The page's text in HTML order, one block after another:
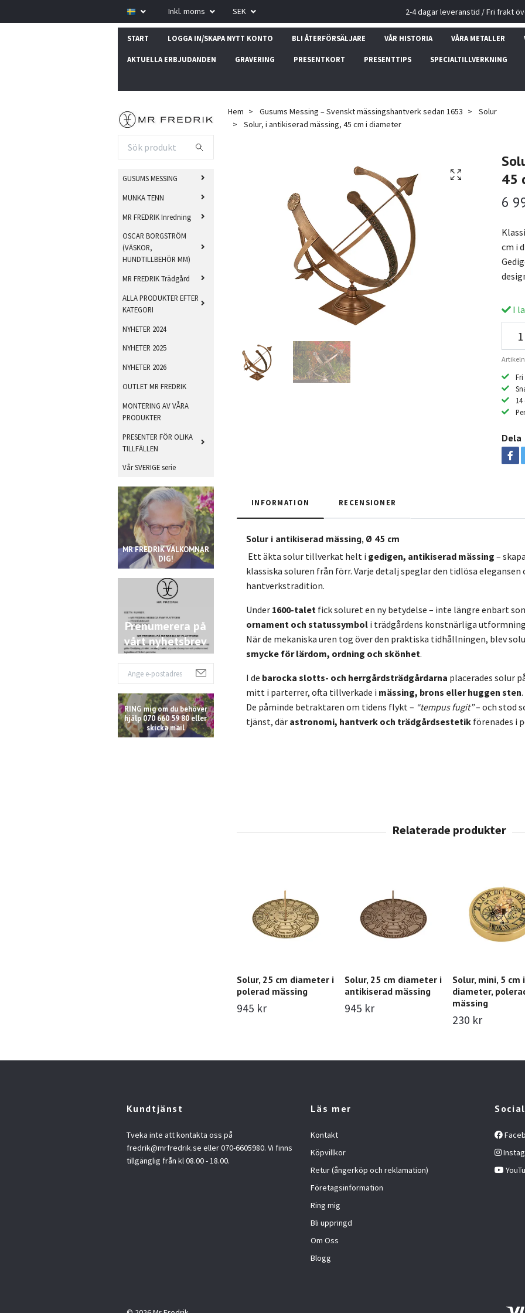
Inkl. moms SEK 2-4 dagar leveranstid / Fri frakt
START LOGGA IN/SKAPA NYTT KONTO BLI ÅTERFÖRSÄLJARE VÅR HISTORIA VÅRA METALLER
AKTUELLA ERBJUDANDEN GRAVERING PRESENTKORT PRESENTTIPS SPECIALTILLVERKNING
GUSUMS MESSING
MUNKA TENN
MR FREDRIK Inredning
OSCAR BORGSTRÖM
(VÄSKOR,
HUNDTILLBEHÖR MM)
MR FREDRIK Trädgård
ALLA PRODUKTER EFTER
KATEGORI
NYHETER 2024
NYHETER 2025
NYHETER 2026
OUTLET MR FREDRIK
MONTERING AV VÅRA
PRODUKTER
PRESENTER FÖR OLIKA
TILLFÄLLEN
Vår SVERIGE serie
MR FREDRIK VÄLKOMNAR
DIG!
Prenumerera på
vårt nyhetsbrev
RING mig om du behöver
hjälp 070 660 59 80 eller
skicka mail
Hem Gusums Messing – Svenskt mässingshantverk sedan 1653
Solur
Solur, i antikiserad mässing, 45 cm i diameter
45
6
cm i
I
Dela
INFORMATION RECENSIONER
Solur i antikiserad mässing, Ø 45 cm
Ett äkta solur tillverkat helt i gedigen, antikiserad mässing –
klassiska soluren från förr. Varje detalj speglar den tidlösa elegansen
hantverkstradition.
Under 1600-talet fick soluret en ny betydelse – inte längre enbart
ornament och statussymbol i trädgårdens konstnärliga
När de mekaniska uren tog över den praktiska tidhållningen, blev
smycke för lärdom, ordning och skönhet.
I de barocka slotts- och herrgårdsträdgårdarna placerades solur
mitt i parterrer, ofta tillverkade i mässing, brons eller huggen sten.
De påminde betraktaren om tidens flykt – “tempus fugit”– och stod
tjänst, där astronomi, hantverk och trädgårdsestetik förenades i
Solur, 25 cm diameter i
polerad mässing
945 kr
Solur, 25 cm diameter i
antikiserad mässing
945 kr
Solur, mini, 5 cm i
diameter,
mässing
230 kr
Kundtjänst
Tveka inte att kontakta oss på
fredrik@mrfredrik.se eller 070-6605980. Vi finns
tillgänglig från kl 08.00 - 18.00.
Läs mer
Kontakt
Köpvillkor
Retur (ångerköp och reklamation)
Företagsinformation
Ring mig
Bli uppringd
Om Oss
Blogg